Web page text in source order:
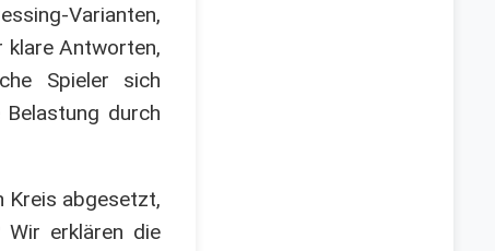
Varianten,
klare Antworten,
Spieler sich
durch
Kreis abgesetzt,
Wir erklären die